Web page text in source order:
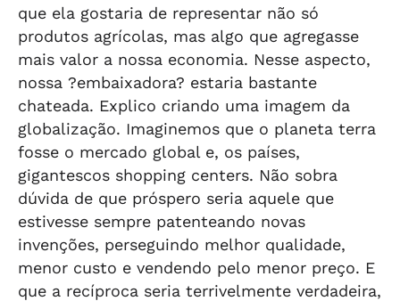
que ela gostaria de representar não só
produtos agrícolas, mas algo que agregasse
mais valor a nossa economia. Nesse aspecto,
nossa ?embaixadora? estaria bastante
chateada. Explico criando uma imagem da
globalização. Imaginemos que o planeta terra
fosse o mercado global e, os países,
gigantescos shopping centers. Não sobra
dúvida de que próspero seria aquele que
estivesse sempre patenteando novas
invenções, perseguindo melhor qualidade,
menor custo e vendendo pelo menor preço. E
que a recíproca seria terrivelmente verdadeira,